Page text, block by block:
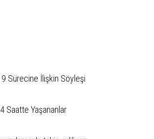
Sürecine İlişkin Söyleşi
Saatte Yaşananlar